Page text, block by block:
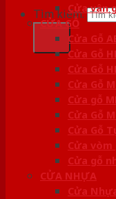
Tìm kiếm:Cửa vân
CỬA GỖ
Cửa Gỗ
Cửa Gỗ
Cửa Gỗ
Cửa Gỗ
Cửa gỗ
Cửa Gỗ
Cửa Gỗ
Cửa vòm
Cửa gỗ
CỬA NHỰA
Cửa